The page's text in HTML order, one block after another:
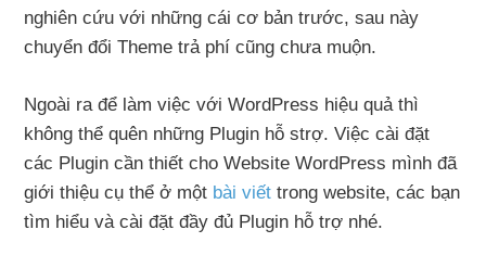
nghiên cứu với những cái cơ bản trước, sau này
chuyển đổi Theme trả phí cũng chưa muộn.
Ngoài ra để làm việc với WordPress hiệu quả thì
không thể quên những Plugin hỗ strợ. Việc cài đặt
các Plugin cần thiết cho Website WordPress mình đã
giới thiệu cụ thể ở một bài viết trong website, các bạn
tìm hiểu và cài đặt đầy đủ Plugin hỗ trợ nhé.